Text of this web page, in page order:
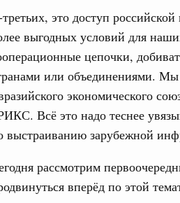
это доступ
выгодных условий для
цепочки,
или объединениями.
экономического
Всё это надо теснее
выстраиванию зарубежной
рассмотрим
вперёд по этой
27 сентября 2016, вторник
несырьевого экспорта
Совета при